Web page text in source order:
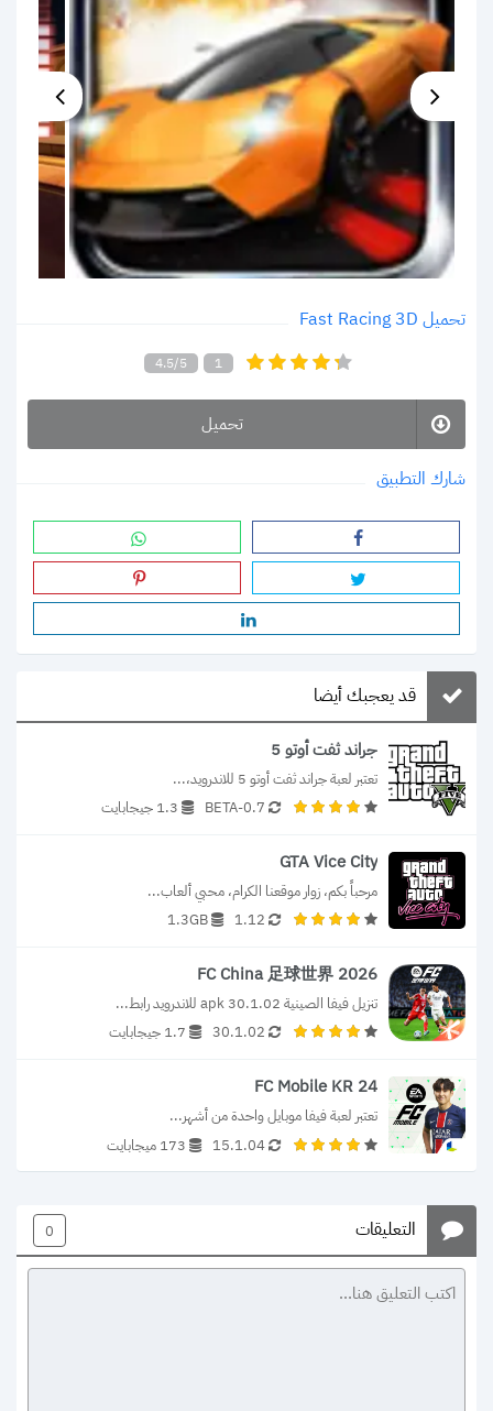
تحميل Fast Racing 3D
4.5/5 1
تحميل
شارك التطبيق
قد يعجبك أيضا
جراند ثفت أوتو 5
تعتبر لعبة جراند ثفت أوتو 5 للاندرويد،...
0.7-BETA
1.3 جيجابايت
GTA Vice City
مرحباً بكم، زوار موقعنا الكرام، محبي ألعاب...
1.12
1.3GB
FC China 足球世界 2026
تنزيل فيفا الصينية 30.1.02 apk للاندرويد رابط...
30.1.02
1.7 جيجابايت
FC Mobile KR 24
تعتبر لعبة فيفا موبايل واحدة من أشهر...
15.1.04
173 ميجابايت
التعليقات 0